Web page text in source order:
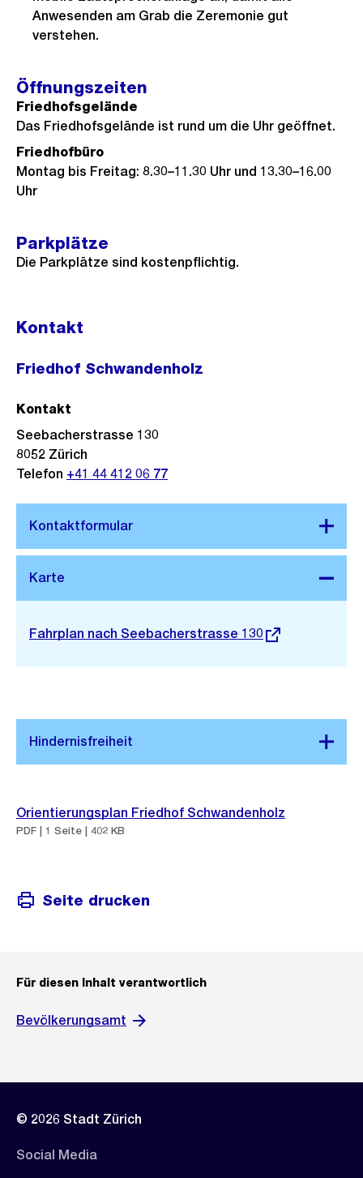
Anwesenden am Grab die Zeremonie gut
verstehen.
Öffnungszeiten
Friedhofsgelände
Das Friedhofsgelände ist rund um die Uhr geöffnet.
Friedhofbüro
Montag bis Freitag: 8.30–11.30 Uhr und 13.30–16.00
Uhr
Parkplätze
Die Parkplätze sind kostenpflichtig.
Kontakt
Friedhof Schwandenholz
Stadtplan 3D
Externer
Fahrplan nach Seebacherstrasse 130
Kontakt
Seebacherstrasse 130
8052 Zürich
Telefon +41 44 412 06 77
Orientierungsplan Friedhof Schwandenholz
PDF | 1 Seite | 402 KB
Seite drucken
Für diesen Inhalt verantwortlich
Bevölkerungsamt
© 2026 Stadt Zürich
Social Media